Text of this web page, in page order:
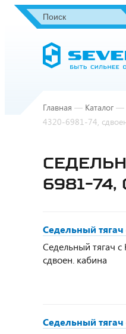
Главная — Каталог —
4320-6981-74,
6981-
Седельный
Седельный тягач
сдвоен. кабина
Седельный